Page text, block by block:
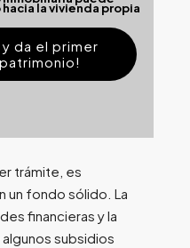
la vivienda propia
da el primer
trámite, es
un fondo sólido. La
financieras y la
subsidios